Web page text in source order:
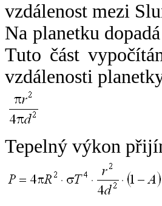
vzdálenost mezi
Na planetku
Tuto část
vzdálenosti
Tepelný výkon